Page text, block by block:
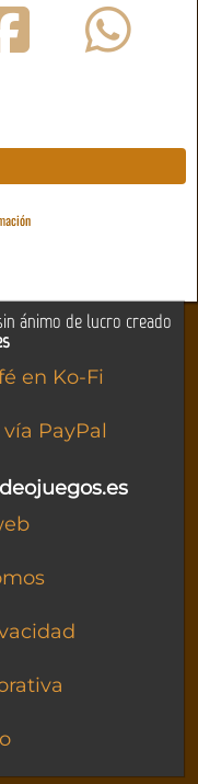
ánimo de lucro creado
en Ko-Fi
PayPal